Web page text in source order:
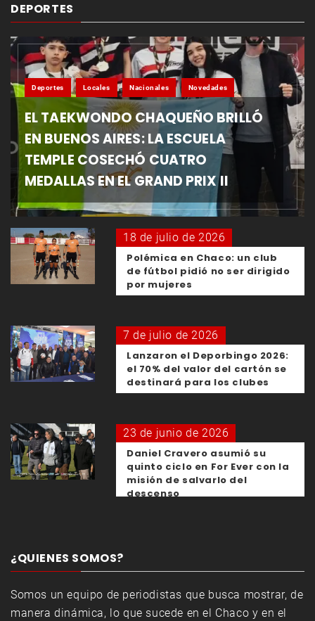
DEPORTES
Deportes Locales Nacionales Novedades
EL TAEKWONDO CHAQUEÑO BRILLÓ
EN BUENOS AIRES: LA ESCUELA
TEMPLE COSECHÓ CUATRO
MEDALLAS EN EL GRAND PRIX II
18 de julio de 2026
Polémica en Chaco: un club
de fútbol pidió no ser dirigido
por mujeres
7 de julio de 2026
Lanzaron el Deporbingo 2026:
el 70% del valor del cartón se
destinará para los clubes
23 de junio de 2026
Daniel Cravero asumió su
quinto ciclo en For Ever con la
misión de salvarlo del
descenso
¿QUIENES SOMOS?
Somos un equipo de periodistas que busca mostrar, de
manera dinámica, lo que sucede en el Chaco y en el